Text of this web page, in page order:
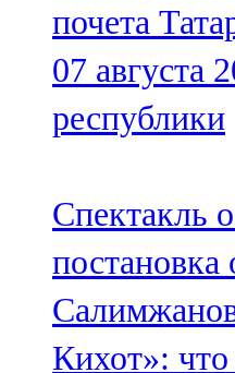
почета
07 августа
республики
Спектакль
постановка
Кихот»: что